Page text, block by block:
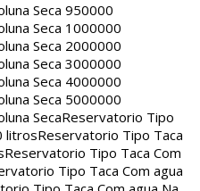
Seca 950000
Seca 1000000
Seca 2000000
Seca 3000000
Seca 4000000
Seca 5000000
SecaReservatorio Tipo
litrosReservatorio Tipo Taca
Reservatorio Tipo Taca Com
Tipo Taca Com agua